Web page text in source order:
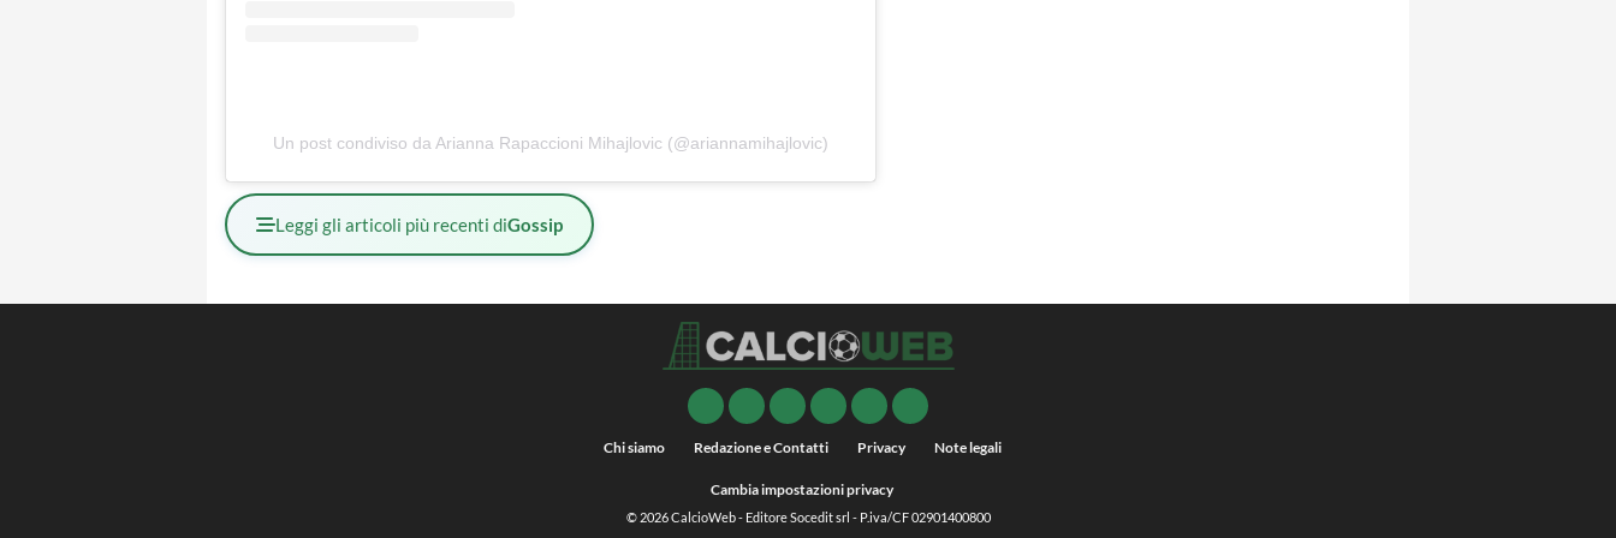
Un post condiviso da Arianna Rapaccioni Mihajlovic (@ariannamihajlovic)
Leggi gli articoli più recenti diGossip
Chi siamo Redazione e Contatti Privacy Note legali
Cambia impostazioni privacy
© 2026CalcioWeb- Editore Socedit srl - P.iva/CF 02901400800